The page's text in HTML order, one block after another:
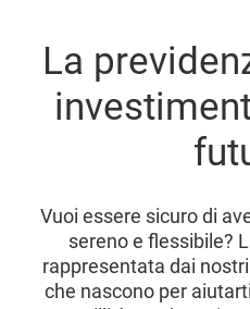
La
Vuoi essere sicuro di
sereno e flessibile?
rappresentata dai nostri
che nascono per